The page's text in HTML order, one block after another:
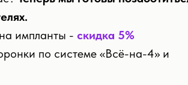
становятся глубокими язвами,
не обратиться за
импланты - скидка 5%
по системе «Всё-на-4» и